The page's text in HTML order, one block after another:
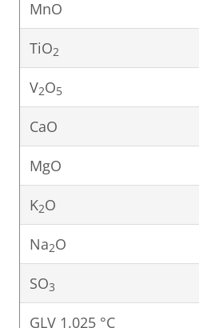
MnO
TiO2
V2O5
CaO
MgO
K2O
Na2O
SO3
GLV 1.025 °C